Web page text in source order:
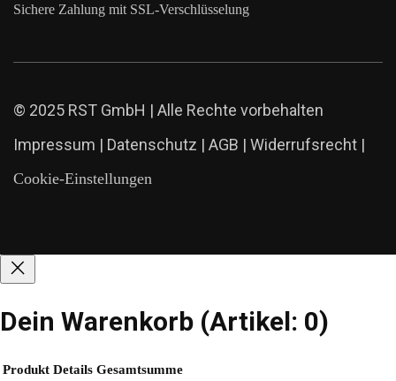
Sichere Zahlung mit SSL-Verschlüsselung
© 2025 RST GmbH | Alle Rechte vorbehalten
Impressum | Datenschutz | AGB | Widerrufsrecht |
Cookie-Einstellungen
Dein Warenkorb (Artikel: 0)
Produkt Details Gesamtsumme